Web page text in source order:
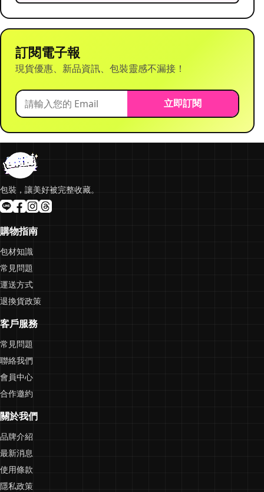
訂閱電子報
現貨優惠、新品資訊、包裝靈感不漏接！
立即訂閱
包裝，讓美好被完整收藏。
購物指南
包材知識
常見問題
運送方式
退換貨政策
客戶服務
常見問題
聯絡我們
會員中心
合作邀約
關於我們
品牌介紹
最新消息
使用條款
隱私政策